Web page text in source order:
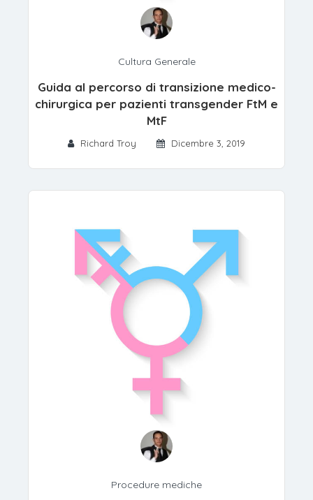
Cultura Generale
Guida al percorso di transizione medico-
chirurgica per pazienti transgender FtM e
MtF
Richard Troy Dicembre 3, 2019
Procedure mediche